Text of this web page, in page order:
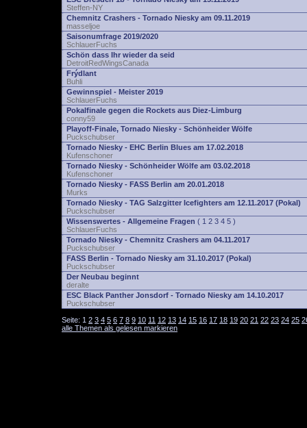
Steffen-NY
Chemnitz Crashers - Tornado Niesky am 09.11.2019
masseljoe
Saisonumfrage 2019/2020
SchlauerFuchs
Schön dass Ihr wieder da seid
DetroitRedWingsCanada
Frýdlant
Buhli
Gewinnspiel - Meister 2019
SchlauerFuchs
Pokalfinale gegen die Rockets aus Diez-Limburg
conny59
Playoff-Finale, Tornado Niesky - Schönheider Wölfe
Puckschubser
Tornado Niesky - EHC Berlin Blues am 17.02.2018
Kufenschoner
Tornado Niesky - Schönheider Wölfe am 03.02.2018
Kufenschoner
Tornado Niesky - FASS Berlin am 20.01.2018
Murks
Tornado Niesky - TAG Salzgitter Icefighters am 12.11.2017 (Pokal)
Puckschubser
Wissenswertes - Allgemeine Fragen ( 1 2 3 4 5 )
SchlauerFuchs
Tornado Niesky - Chemnitz Crashers am 04.11.2017
Puckschubser
FASS Berlin - Tornado Niesky am 31.10.2017 (Pokal)
Puckschubser
Der Neubau beginnt
deralte
ESC Black Panther Jonsdorf - Tornado Niesky am 14.10.2017
Puckschubser
Seite: 1 2 3 4 5 6 7 8 9 10 11 12 13 14 15 16 17 18 19 20 21 22 23 24 25
alle Themen als gelesen markieren